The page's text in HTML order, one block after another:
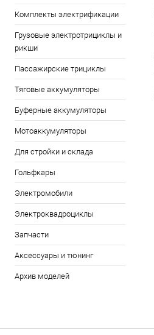
Комплекты электрификации
Грузовые электротрициклы и
рикши
Пассажирские трициклы
Тяговые аккумуляторы
Буферные аккумуляторы
Мотоаккумуляторы
Для стройки и склада
Гольфкары
Электромобили
Электроквадроциклы
Запчасти
Аксессуары и тюнинг
Архив моделей